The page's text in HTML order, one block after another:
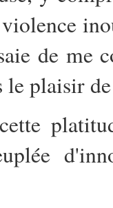
de me
plaisir